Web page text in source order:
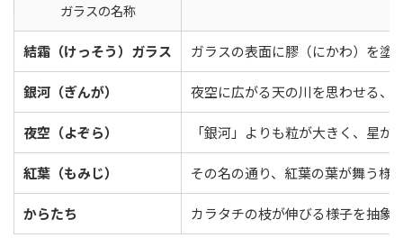
ガラスの名称
結霜（けっそう）ガラス ガラスの表面に膠（にかわ）を塗
銀河（ぎんが） 夜空に広がる天の川を思わせる、
夜空（よぞら） 「銀河」よりも粒が大きく、星
紅葉（もみじ） その名の通り、紅葉の葉が舞う様
からたち カラタチの枝が伸びる様子を抽象